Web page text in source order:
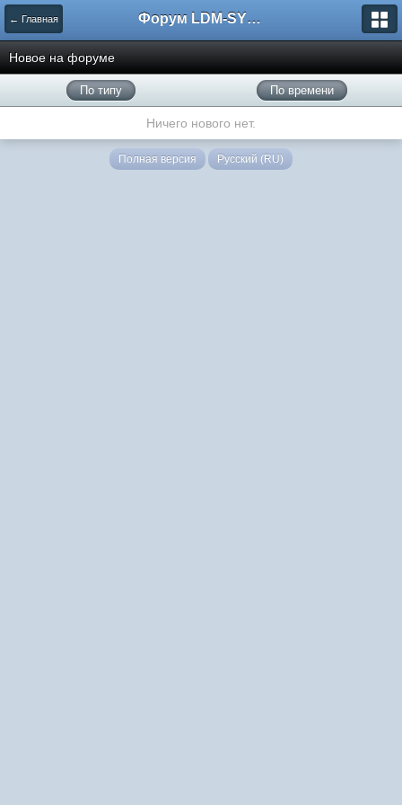
← Главная Форум LDM-SYSTEMS
Новое на форуме
По типу По времени
Ничего нового нет.
Полная версия Русский (RU)